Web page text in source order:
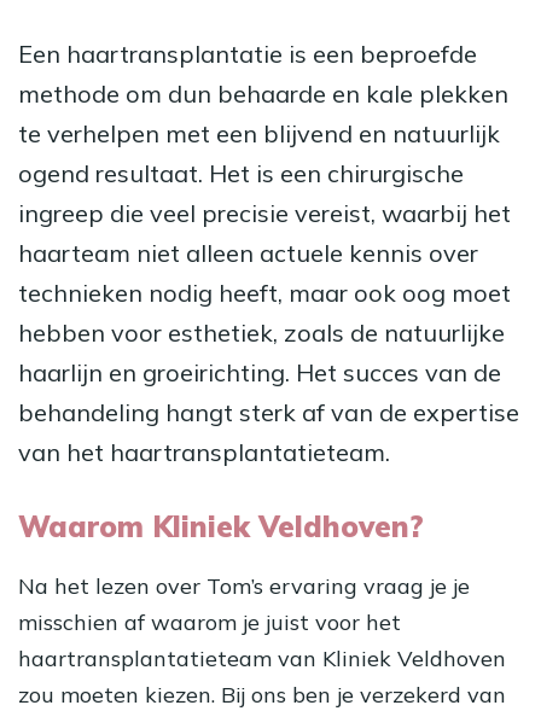
Een haartransplantatie is een beproefde
methode om dun behaarde en kale plekken
te verhelpen met een blijvend en natuurlijk
ogend resultaat. Het is een chirurgische
ingreep die veel precisie vereist, waarbij het
haarteam niet alleen actuele kennis over
technieken nodig heeft, maar ook oog moet
hebben voor esthetiek, zoals de natuurlijke
haarlijn en groeirichting. Het succes van de
behandeling hangt sterk af van de expertise
van het haartransplantatieteam.
Waarom Kliniek Veldhoven?
Na het lezen over Tom’s ervaring vraag je je
misschien af waarom je juist voor het
haartransplantatieteam van Kliniek Veldhoven
zou moeten kiezen. Bij ons ben je verzekerd van